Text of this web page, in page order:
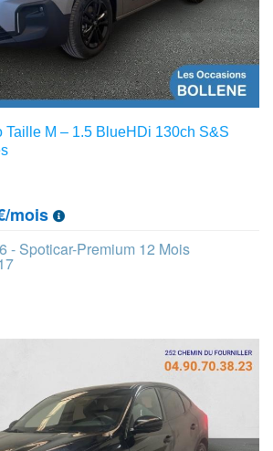
M – 1.5 BlueHDi 130ch S&S
mois
- Spoticar-Premium 12 Mois